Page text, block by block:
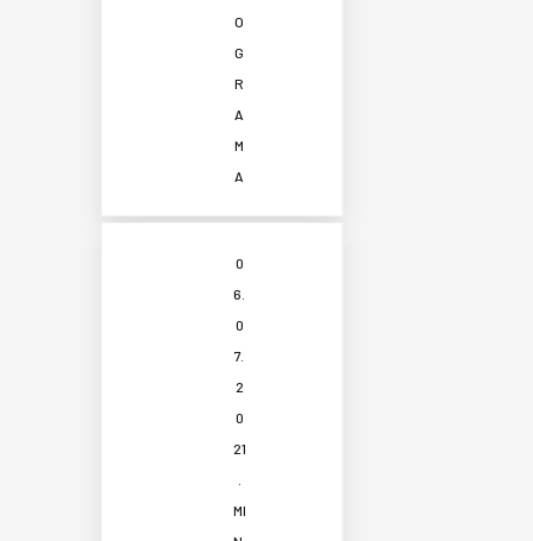
O
G
R
A
M
A
0
6.
0
7.
2
0
21
MI